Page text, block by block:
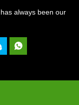
always been our
